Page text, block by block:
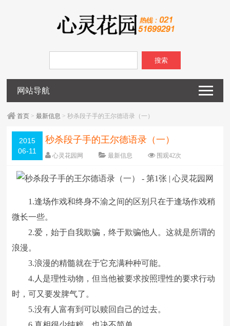
搜索
网站导航
首页 >最新信息 > 秒杀段子手的王尔德语录（一）
2015
06-11
秒杀段子手的王尔德语录（一）
心灵花园网 最新信息 围观42次
字体：大 中 小
1.逢场作戏和终身不渝之间的区别只在于逢场作戏稍
微长一些。
2.爱，始于自我欺骗，终于欺骗他人。这就是所谓的
浪漫。
3.浪漫的精髓就在于它充满种种可能。
4.人是理性动物，但当他被要求按照理性的要求行动
时，可又要发脾气了。
5.没有人富有到可以赎回自己的过去。